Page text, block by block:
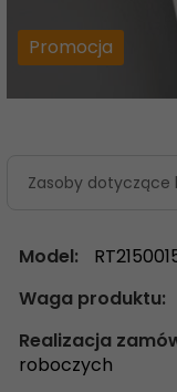
Promocja
Zasoby dotyczące
Model:
Waga produktu:
Realizacja
roboczych